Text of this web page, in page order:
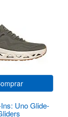
Uno Glide-